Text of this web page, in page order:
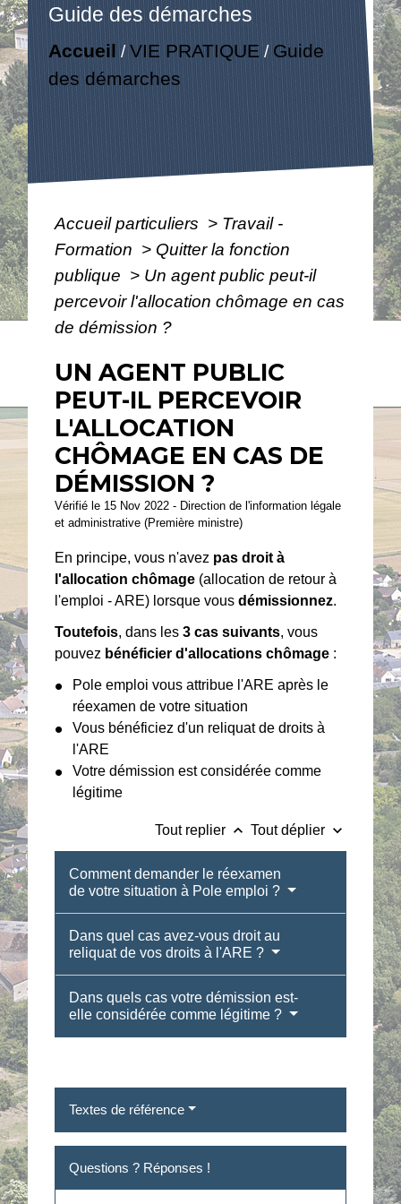
Guide des démarches
Accueil /VIE PRATIQUE / Guide
des démarches
Accueil particuliers > Travail -
Formation > Quitter la fonction
publique > Un agent public peut-il
percevoir l'allocation chômage en cas
de démission ?
UN AGENT PUBLIC
PEUT-IL PERCEVOIR
L'ALLOCATION
CHÔMAGE EN CAS DE
DÉMISSION ?
Vérifié le 15 Nov 2022 - Direction de l'information légale
et administrative (Première ministre)
En principe, vous n'avez pas droit à
l'allocation chômage (allocation de retour à
l'emploi - ARE) lorsque vousdémissionnez.
Toutefois, dans les3 cas suivants, vous
pouvez bénéficier d'allocations chômage :
Pole emploi vous attribue l'ARE après le
réexamen de votre situation
Vous bénéficiez d'un reliquat de droits à
l'ARE
Votre démission est considérée comme
légitime
Tout replier keyboard_arrow_up Tout déplier keyboard_arrow_down
Comment demander le réexamen
de votre situation à Pole emploi ?
Dans quel cas avez-vous droit au
reliquat de vos droits à l'ARE ?
Dans quels cas votre démission est-
elle considérée comme légitime ?
Textes de référence
Questions ? Réponses !